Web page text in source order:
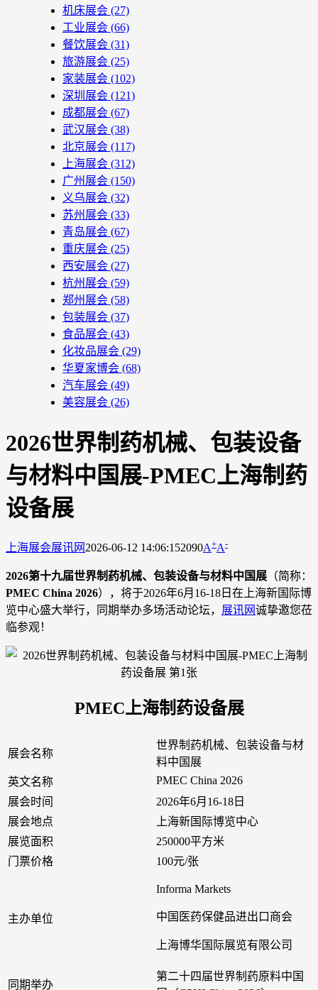
机床展会 (27)
工业展会 (66)
餐饮展会 (31)
旅游展会 (25)
家装展会 (102)
深圳展会 (121)
成都展会 (67)
武汉展会 (38)
北京展会 (117)
上海展会 (312)
广州展会 (150)
义乌展会 (32)
苏州展会 (33)
青岛展会 (67)
重庆展会 (25)
西安展会 (27)
杭州展会 (59)
郑州展会 (58)
包装展会 (37)
食品展会 (43)
化妆品展会 (29)
华夏家博会 (68)
汽车展会 (49)
美容展会 (26)
2026世界制药机械、包装设备
与材料中国展-PMEC上海制药
设备展
上海展会展讯网 2026-06-12 14:06:152090A+A-
2026第十九届世界制药机械、包装设备与材料中国展 （简称：
PMEC China 2026），将于2026年6月16-18日在上海新国际博
览中心盛大举行，同期举办多场活动论坛， 展讯网诚挚邀您莅
临参观！
PMEC上海制药设备展
展会名称
世界制药机械、包装设备与材
料中国展
英文名称
PMEC China 2026
展会时间
2026年6月16-18日
展会地点
上海新国际博览中心
展览面积
250000平方米
门票价格
100元/张
主办单位
Informa Markets
中国医药保健品进出口商会
上海博华国际展览有限公司
同期举办
第二十四届世界制药原料中国